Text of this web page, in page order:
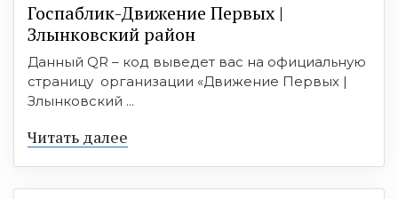
Госпаблик-Движение Первых |
Злынковский район
Данный QR – код выведет вас на официальную
страницу организации «Движение Первых |
Злынковский ...
Читать далее